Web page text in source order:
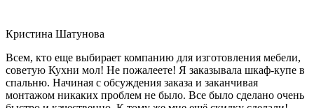
Кристина Шатунова
Всем, кто еще выбирает компанию для изготовления мебели,
советую Кухни мол! Не пожалеете! Я заказывала шкаф-купе в
спальню. Начиная с обсуждения заказа и заканчивая
монтажом никаких проблем не было. Все было сделано очень